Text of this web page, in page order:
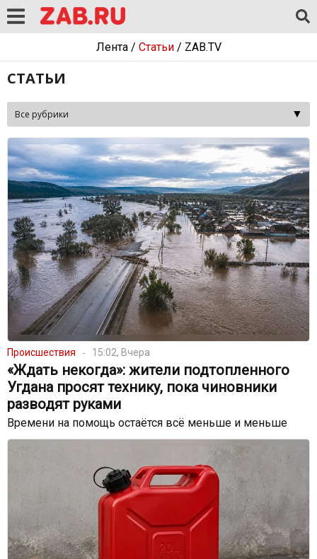
Лента/ Статьи/ ZAB.TV
СТАТЬИ
Происшествия 15:02, Вчера
«Ждать некогда»: жители подтопленного
Угдана просят технику, пока чиновники
разводят руками
Времени на помощь остаётся всё меньше и меньше